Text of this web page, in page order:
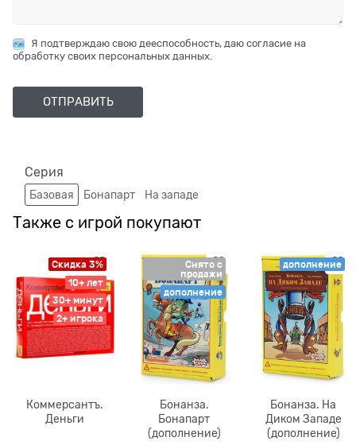
Я подтверждаю свою дееспособность, даю согласие на
обработку своих персональных данных.
Серия
Базовая Бонапарт На западе
Также с игрой покупают
Скидка 3%
10+ лет
30+ минут
2+ игрока
Коммерсантъ.
Деньги
Снято с
продажи
дополнение
Бонанза.
Бонапарт
(дополнение)
дополнение
Бонанза. На
Диком Западе
(дополнение)